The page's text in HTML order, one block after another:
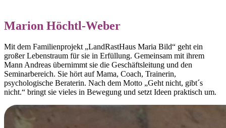
Marion Höchtl-Weber
Mit dem Familienprojekt „LandRastHaus Maria Bild“ geht ein
großer Lebenstraum für sie in Erfüllung. Gemeinsam mit ihrem
Mann Andreas übernimmt sie die Geschäftsleitung und den
Seminarbereich. Sie hört auf Mama, Coach, Trainerin,
psychologische Beraterin. Nach dem Motto „Geht nicht, gibt´s
nicht.“ bringt sie vieles in Bewegung und setzt Ideen praktisch um.